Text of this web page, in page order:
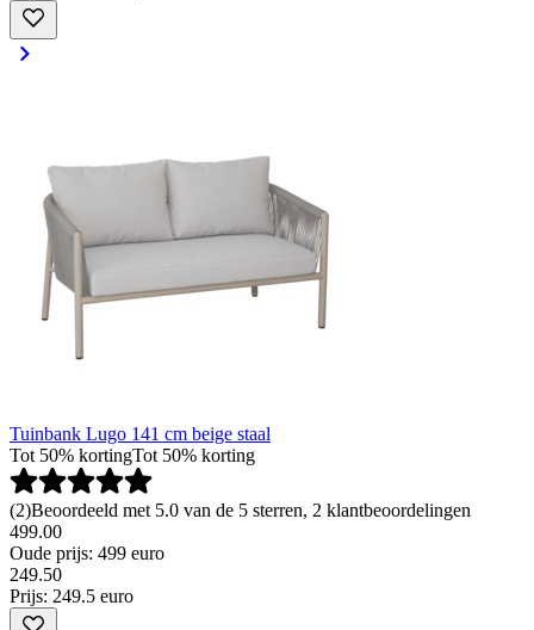
Tuinbank Lugo 141 cm beige staal
Tot 50% kortingTot 50% korting
(2)Beoordeeld met 5.0 van de 5 sterren, 2 klantbeoordelingen
499.00
Oude prijs: 499 euro
249.50
Prijs: 249.5 euro